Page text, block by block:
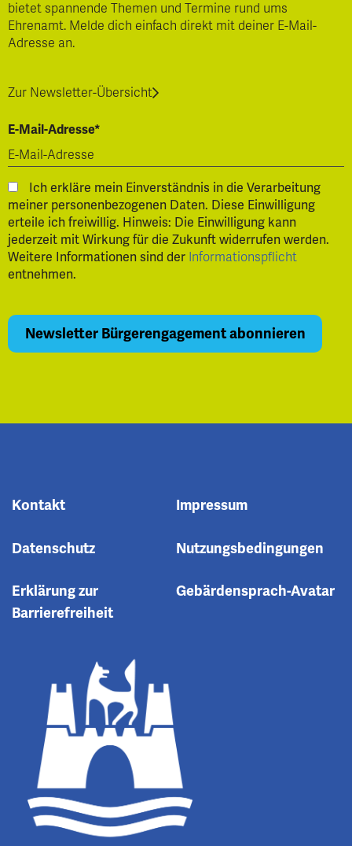
bietet spannende Themen und Termine rund ums
Ehrenamt. Melde dich einfach direkt mit deiner E-Mail-
Adresse an.
Zur Newsletter-Übersicht
E-Mail-Adresse*
Ich erkläre mein Einverständnis in die Verarbeitung
meiner personenbezogenen Daten. Diese Einwilligung
erteile ich freiwillig. Hinweis: Die Einwilligung kann
jederzeit mit Wirkung für die Zukunft widerrufen werden.
Weitere Informationen sind der Informationspflicht
entnehmen.
Kontakt Impressum
Datenschutz Nutzungsbedingungen
Erklärung zur
Barrierefreiheit
Gebärdensprach-Avatar